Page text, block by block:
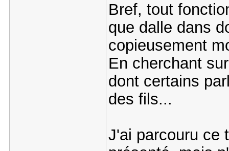
Bref, tout
que dalle dans
copieusement
En cherchant
dont certains
des fils...
J'ai parcouru ce